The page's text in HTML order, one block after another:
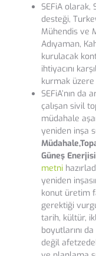
SEFiA olarak,
desteği,
Mühendis ve
Adıyaman,
kurulacak
ihtiyacını
kurmak üzere
SEFiA’nın
çalışan sivil
müdahale
yeniden inşa
Güneş
metni
yeniden
konut üretim
gerektiği
tarih, kültür,
boyutlarını
değil